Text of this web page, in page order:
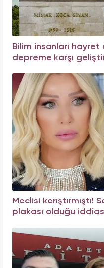
Bilim insanları hayret
depreme karşı
Meclisi karıştırmıştı!
plakası olduğu